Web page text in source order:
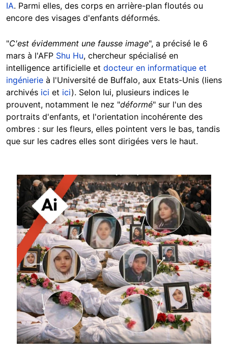
IA. Parmi elles, des corps en arrière-plan floutés ou
encore des visages d'enfants déformés.
"C'est évidemment une fausse image", a précisé le 6
mars à l'AFP Shu Hu, chercheur spécialisé en
intelligence artificielle et docteur en informatique et
ingénierie à l'Université de Buffalo, aux Etats-Unis (liens
archivés ici et ici). Selon lui, plusieurs indices le
prouvent, notamment le nez "déformé" sur l'un des
portraits d'enfants, et l'orientation incohérente des
ombres : sur les fleurs, elles pointent vers le bas, tandis
que sur les cadres elles sont dirigées vers le haut.
Image